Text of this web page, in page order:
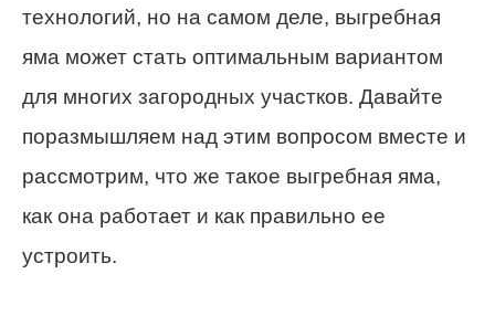
технологий, но на самом деле, выгребная
яма может стать оптимальным вариантом
для многих загородных участков. Давайте
поразмышляем над этим вопросом вместе и
рассмотрим, что же такое выгребная яма,
как она работает и как правильно ее
устроить.